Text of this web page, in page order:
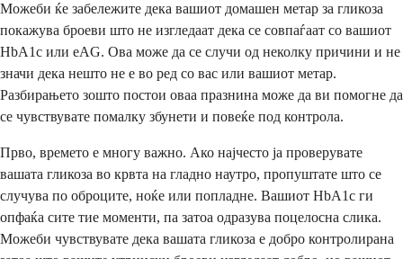
Можеби ќе забележите дека вашиот домашен метар за гликоза
покажува броеви што не изгледаат дека се совпаѓаат со вашиот
HbA1c или eAG. Ова може да се случи од неколку причини и не
значи дека нешто не е во ред со вас или вашиот метар.
Разбирањето зошто постои оваа празнина може да ви помогне да
се чувствувате помалку збунети и повеќе под контрола.
Прво, времето е многу важно. Ако најчесто ја проверувате
вашата гликоза во крвта на гладно наутро, пропуштате што се
случува по оброците, ноќе или попладне. Вашиот HbA1c ги
опфаќа сите тие моменти, па затоа одразува поцелосна слика.
Можеби чувствувате дека вашата гликоза е добро контролирана